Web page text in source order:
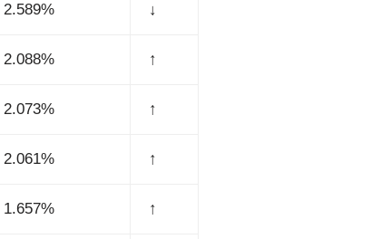
2.589% ↓
2.088% ↑
2.073% ↑
2.061% ↑
1.657% ↑